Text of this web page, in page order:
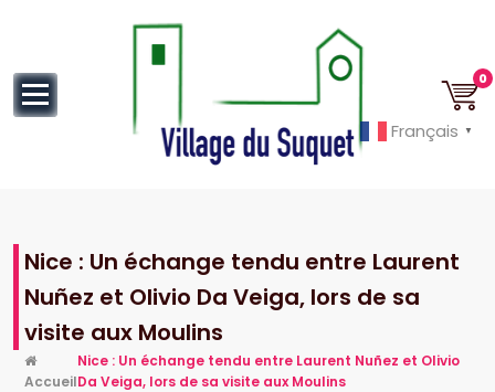
0
Nice : Un échange tendu entre Laurent
Nuñez et Olivio Da Veiga, lors de sa
visite aux Moulins
Accueil
Nice : Un échange tendu entre Laurent Nuñez et Olivio
Da Veiga, lors de sa visite aux Moulins
Français ▼